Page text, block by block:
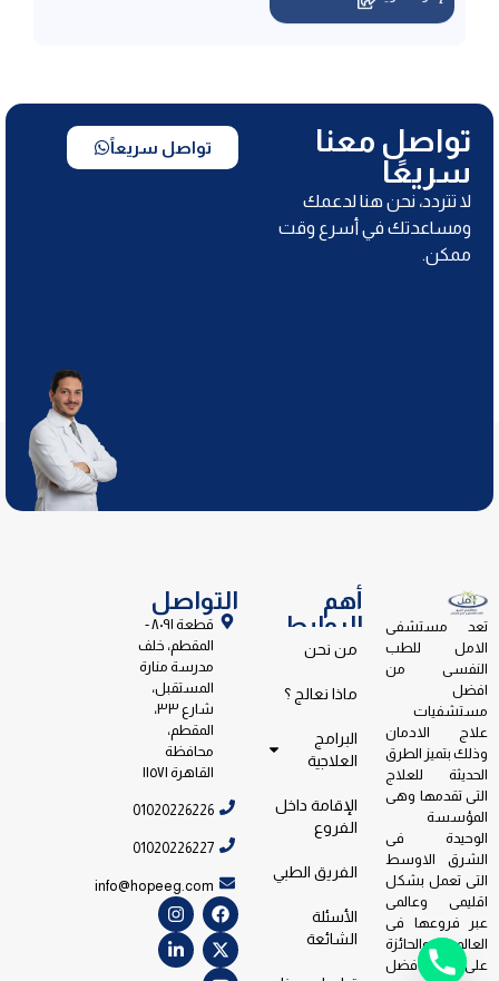
تواصل معنا
سريعًا
لا تتردد، نحن هنا لدعمك
ومساعدتك في أسرع وقت
ممكن.
تواصل سريعاً
تعد مستشفى
الامل للطب
النفسى من
افضل
مستشفيات
علاج الادمان
وذلك بتميز الطرق
الحديثة للعلاج
التى تقدمها وهى
المؤسسة
الوحيدة فى
الشرق الاوسط
التى تعمل بشكل
اقليمى وعالمى
عبر فروعها فى
العالم والحائزة
على جائزة افضل
أهم
الروابط
من نحن
ماذا نعالج ؟
البرامج
العلاجية
الإقامة داخل
الفروع
الفريق الطبي
الأسئلة
الشائعة
التواصل
قطعة ٨٠٩١ -
المقطم، خلف
مدرسة منارة
المستقبل،
شارع ٣٣،
المقطم،
محافظة
القاهرة ١١٥٧١
01020226226
01020226227
info@hopeeg.com